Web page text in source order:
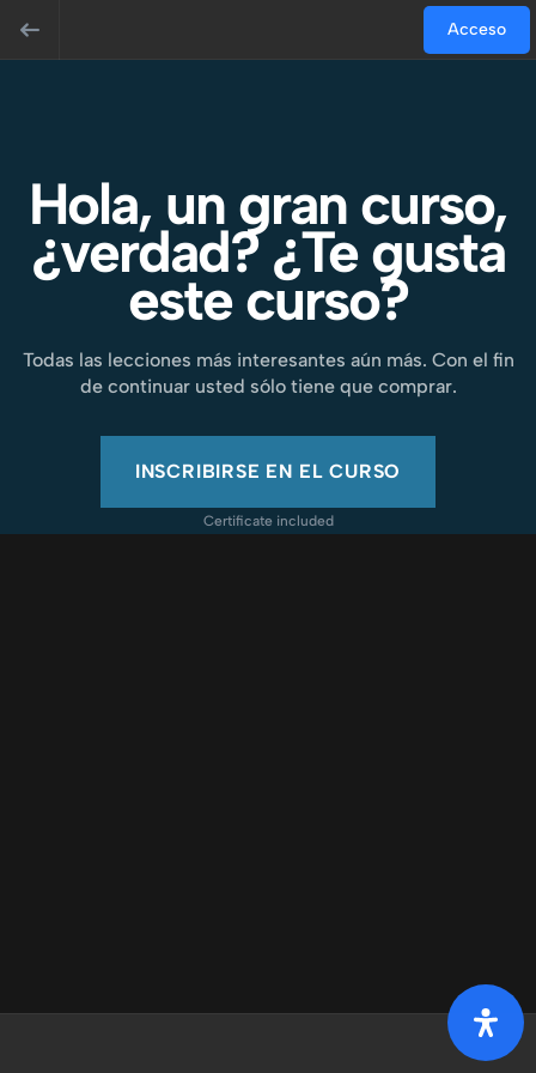
Acceso
Hola, un gran curso,
¿verdad? ¿Te gusta
este curso?
Todas las lecciones más interesantes aún más. Con el fin
de continuar usted sólo tiene que comprar.
INSCRIBIRSE EN EL CURSO
Certificate included